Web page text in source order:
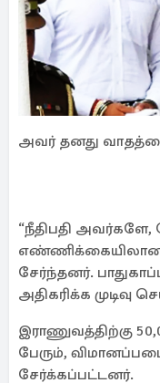
அவர் தனது
“நீதிபதி
எண்ணிக்கையிலான
சேர்ந்தனர்.
அதிகரிக்க முடிவு
இராணுவத்திற்கு
பேரும்,
சேர்க்கப்பட்டனர்.